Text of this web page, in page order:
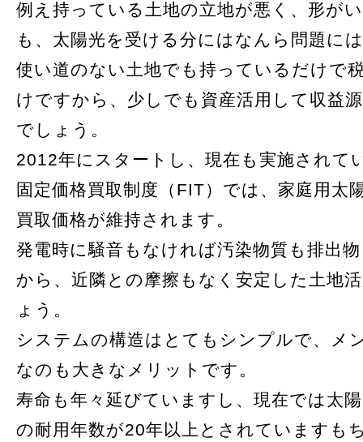
例え持っている土地の立地が悪く、形が
も、太陽光を受ける分にはなんら問題に
使い道のない土地でも持っているだけで
けですから、少しでも資産活用して収益
でしょう。
2012年にスタートし、現在も実施されて
固定価格買取制度（FIT）では、家庭用太
買取価格が維持されます。
発電時に騒音もなければ汚染物質も排出
から、近隣との摩擦もなく安定した土地
ょう。
システムの構造はとてもシンプルで、メ
なのも大きなメリットです。
寿命も年々延びていますし、現在では太
の耐用年数が20年以上とされていますも